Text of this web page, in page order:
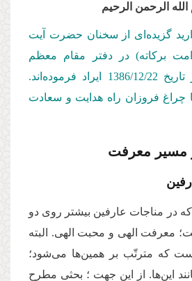
الرحمن الرحیم
گزیده‌ای از سخنان حضرت آیت
بركاته) در دفتر مقام معظم
12/22
ایراد فرموده‌اند.
چراغ فروزان راه هدایت و سعادت
مسیر معرفت
در مناجات عارفین بیشتر روی دو
معرفت الهی و محبت الهی. البته
كه مترتّب بر همین‌‌ها می‌‌شود؛
این‌ها. از این جهت ؛ بحثی مطرح